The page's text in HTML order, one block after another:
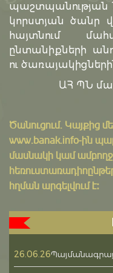
պաշտպանության
կորստյան ծանր
հայտնում
ընտանիքների
ու
ԱՀ ՊՆ
Ծանուցում․ Կայքից
www.banak.info-ին
մասնակի կամ
հղման արգելվում է:
26.06.26